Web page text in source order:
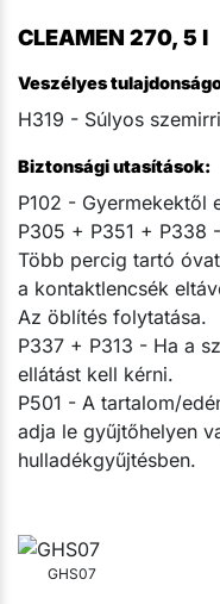
CLEAMEN 270, 5 l
Veszélyes
H319 - Súlyos
Biztonsági utasítások:
P102 - Gyermekektől
P305 + P351 + P338
Több percig tartó
a kontaktlencsék
Az öblítés folytatása.
P337 + P313 - Ha a
ellátást kell kérni.
P501 - A tartalom/
adja le gyűjtőhelyen
hulladékgyűjtésben.
GHS07